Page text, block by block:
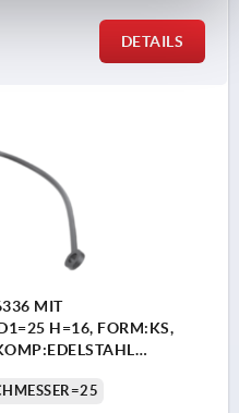
DETAILS
MIT
H=16, FORM:KS,